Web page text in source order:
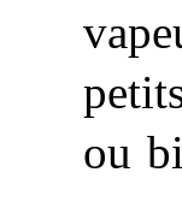
ou